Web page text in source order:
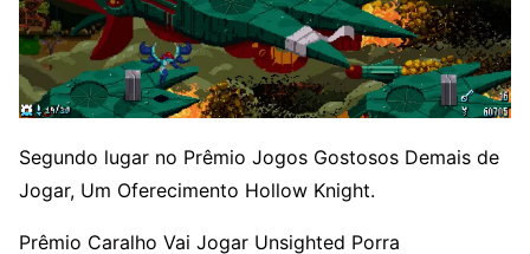
Segundo lugar no Prêmio Jogos Gostosos Demais de
Jogar, Um Oferecimento Hollow Knight.
Prêmio Caralho Vai Jogar Unsighted Porra